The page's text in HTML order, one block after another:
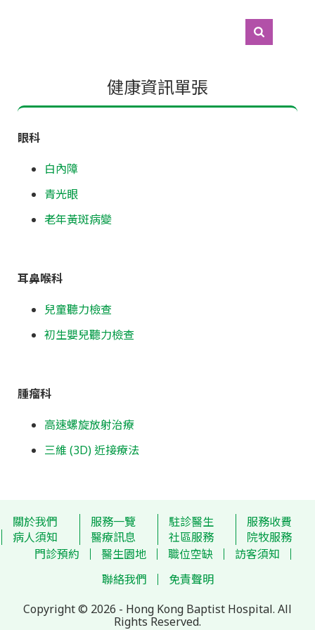
健康資訊單張
眼科
白內障
青光眼
老年黃斑病變
耳鼻喉科
兒童聽力檢查
初生嬰兒聽力檢查
腫瘤科
高速螺旋放射治療
三維 (3D) 近接療法
關於我們 服務一覽 駐診醫生
服務收費
病人須知
醫療訊息 社區服務
院牧服務
門診預約
醫生園地 職位空缺
訪客須知
聯絡我們
免責聲明
Copyright © 2026 - Hong Kong Baptist Hospital. All
Rights Reserved.